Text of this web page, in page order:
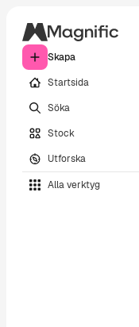
Skapa
Startsida
Söka
Stock
Utforska
Alla verktyg